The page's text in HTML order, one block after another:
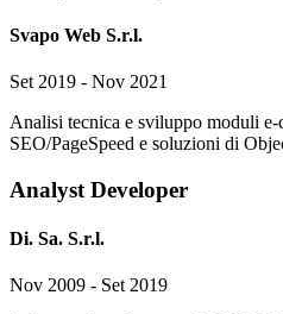
Svapo Web S.r.l.
Set 2019 - Nov 2021
Analisi tecnica e sviluppo moduli
SEO/PageSpeed e soluzioni di
Analyst Developer
Di. Sa. S.r.l.
Nov 2009 - Set 2019